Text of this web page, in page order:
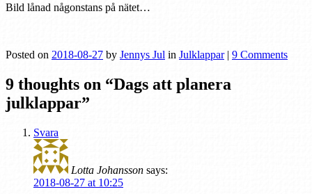
Bild lånad någonstans på nätet…
Posted on 2018-08-27 by Jennys Jul in Julklappar | 9 Comments
9 thoughts on “Dags att planera
julklappar”
Svara
Lotta Johansson says:
2018-08-27 at 10:25